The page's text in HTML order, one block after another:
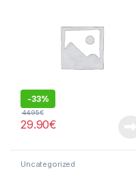
-33%
29.90€
44.95€
Uncategorized